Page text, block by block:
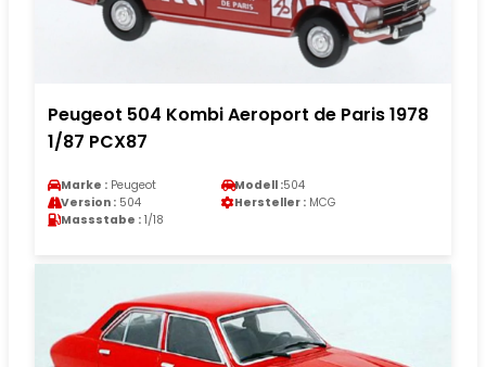
Peugeot 504 Kombi Aeroport de Paris 1978
1/87 PCX87
Marke : Peugeot Modell :504
Version : 504 Hersteller : MCG
Massstabe : 1/18